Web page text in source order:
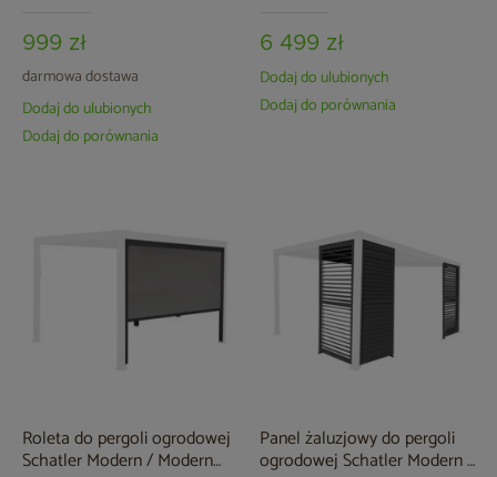
999 zł
darmowa dostawa
Dodaj do ulubionych
Dodaj do porównania
6 499 zł
Dodaj do ulubionych
Dodaj do porównania
Roleta do pergoli ogrodowej
Schatler Modern / Modern
Panel żaluzjowy do pergoli
ogrodowej Schatler Modern /